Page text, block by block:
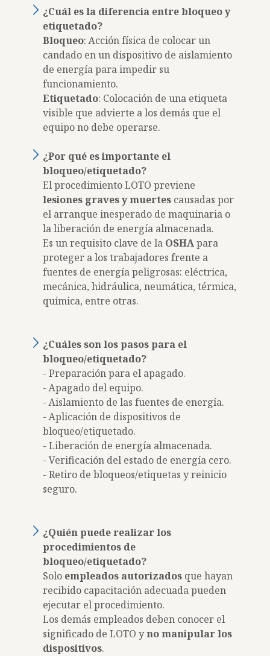
¿Cuál es la diferencia entre bloqueo y
etiquetado?
Bloqueo: Acción física de colocar un
candado en un dispositivo de aislamiento
de energía para impedir su
funcionamiento.
Etiquetado: Colocación de una etiqueta
visible que advierte a los demás que el
equipo no debe operarse.
¿Por qué es importante el
bloqueo/etiquetado?
El procedimiento LOTO previene
lesiones graves y muertes causadas por
el arranque inesperado de maquinaria o
la liberación de energía almacenada.
Es un requisito clave de la OSHApara
proteger a los trabajadores frente a
fuentes de energía peligrosas: eléctrica,
mecánica, hidráulica, neumática, térmica,
química, entre otras.
¿Cuáles son los pasos para el
bloqueo/etiquetado?
- Preparación para el apagado.
- Apagado del equipo.
- Aislamiento de las fuentes de energía.
- Aplicación de dispositivos de
bloqueo/etiquetado.
- Liberación de energía almacenada.
- Verificación del estado de energía cero.
- Retiro de bloqueos/etiquetas y reinicio
seguro.
¿Quién puede realizar los
procedimientos de
bloqueo/etiquetado?
Solo empleados autorizados que hayan
recibido capacitación adecuada pueden
ejecutar el procedimiento.
Los demás empleados deben conocer el
significado de LOTO yno manipular los
dispositivos.